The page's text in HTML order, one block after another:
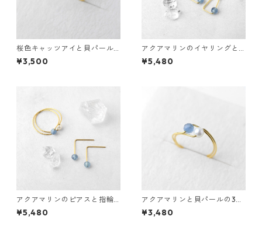
桜色キャッツアイと貝パール
の3waysリング サージカルス
テンレス 誕生日プレゼント 誕
¥3,500
アクアマリンのイヤリングと
指輪のセット サージカルステ
ンレス 貝パール 誕生日プレゼ
¥5,480
アクアマリンのピアスと指輪
のセット 3waysリング サージ
カルステンレス 貝パール 誕生
¥5,480
アクアマリンと貝パールの3w
aysリング サージカルステン
レス 誕生日プレゼント 誕生石
¥3,480